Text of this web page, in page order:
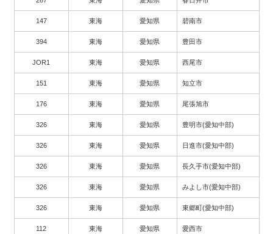
147 東海 愛知県 碧南市
394 東海 愛知県 豊田市
JOR1 東海 愛知県 西尾市
151 東海 愛知県 知立市
176 東海 愛知県 尾張旭市
326 東海 愛知県 豊明市(愛知中部)
326 東海 愛知県 日進市(愛知中部)
326 東海 愛知県 長久手市(愛知中部)
326 東海 愛知県 みよし市(愛知中部)
326 東海 愛知県 東郷町(愛知中部)
112 東海 愛知県 愛西市